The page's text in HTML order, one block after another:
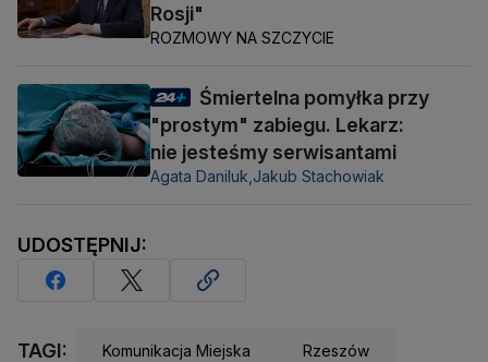
Rosji"
ROZMOWY NA SZCZYCIE
Śmiertelna pomyłka przy
"prostym" zabiegu. Lekarz:
nie jesteśmy serwisantami
Agata Daniluk, Jakub Stachowiak
UDOSTĘPNIJ:
TAGI: Komunikacja Miejska Rzeszów